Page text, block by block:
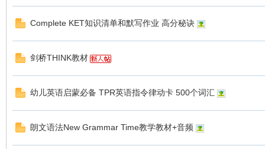
Complete KET知识清单和默写作业 高分秘诀
剑桥THINK教材
幼儿英语启蒙必备 TPR英语指令律动卡 500个词汇
朗文语法New Grammar Time教学教材+音频